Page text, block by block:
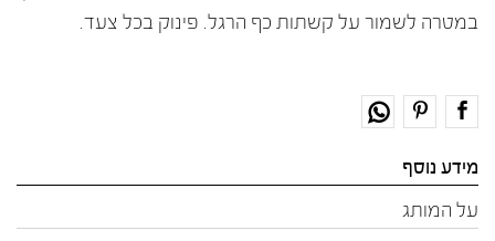
במטרה לשמור על קשתות כף הרגל. פינוק בכל צעד.
מידע נוסף
על המותג